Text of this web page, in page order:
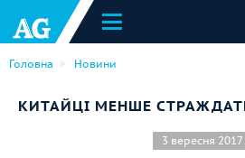
Головна Новини
КИТАЙЦІ МЕНШЕ
3 вересня 2017